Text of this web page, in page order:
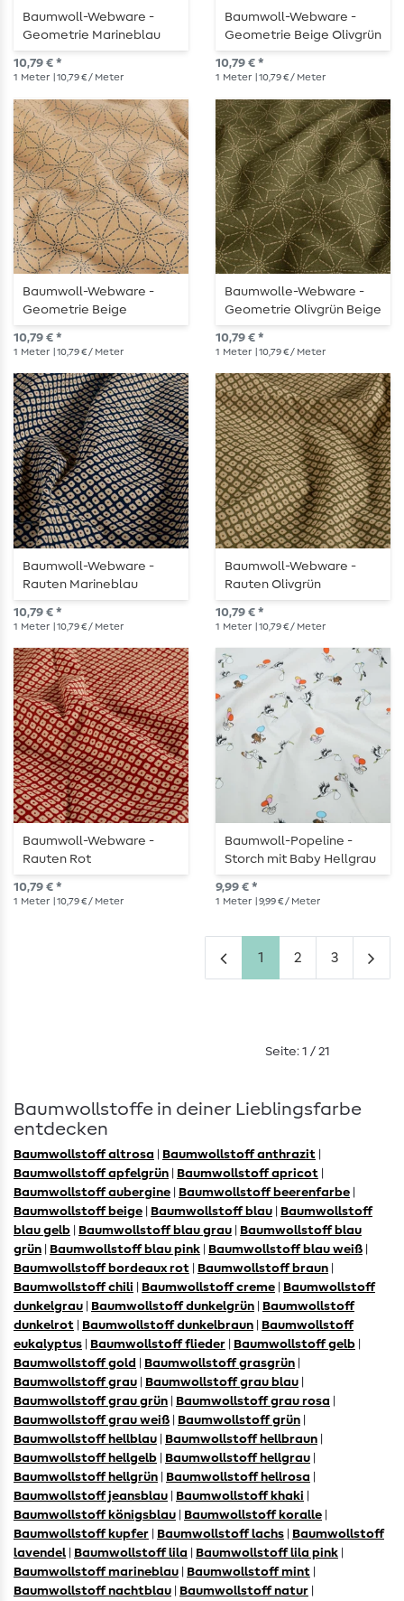
Baumwoll-Webware -
Geometrie Marineblau
Beige
10,79 € *
1 Meter | 10,79 € / Meter
Baumwoll-Webware -
Geometrie Beige Olivgrün
10,79 € *
1 Meter | 10,79 € / Meter
Baumwoll-Webware -
Geometrie Beige
Marineblau
10,79 € *
1 Meter | 10,79 € / Meter
Baumwolle-Webware -
Geometrie Olivgrün Beige
10,79 € *
1 Meter | 10,79 € / Meter
Baumwoll-Webware -
Rauten Marineblau
10,79 € *
1 Meter | 10,79 € / Meter
Baumwoll-Webware -
Rauten Olivgrün
10,79 € *
1 Meter | 10,79 € / Meter
Baumwoll-Webware -
Rauten Rot
10,79 € *
1 Meter | 10,79 € / Meter
Baumwoll-Popeline -
Storch mit Baby Hellgrau
9,99 € *
1 Meter | 9,99 € / Meter
1 2 3
Seite: 1 / 21
Baumwollstoffe in deiner Lieblingsfarbe
entdecken
Baumwollstoff altrosa Baumwollstoff anthrazit
Baumwollstoff apfelgrün
Baumwollstoff apricot
Baumwollstoff aubergine
Baumwollstoff beerenfarbe
Baumwollstoff beige
Baumwollstoff blau
Baumwollstoff
blau gelb
Baumwollstoff blau grau
Baumwollstoff blau
grün
Baumwollstoff blau pink Baumwollstoff blau weiß
Baumwollstoff bordeaux rot
Baumwollstoff braun
Baumwollstoff chili
Baumwollstoff creme
Baumwollstoff
dunkelgrau
Baumwollstoff dunkelgrün
Baumwollstoff
dunkelrot
Baumwollstoff dunkelbraun
Baumwollstoff
eukalyptus
Baumwollstoff flieder Baumwollstoff gelb
Baumwollstoff gold
Baumwollstoff grasgrün
Baumwollstoff grau
Baumwollstoff grau blau
Baumwollstoff grau grün
Baumwollstoff grau rosa
Baumwollstoff grau weiß
Baumwollstoff grün
Baumwollstoff hellblau
Baumwollstoff hellbraun
Baumwollstoff hellgelb
Baumwollstoff hellgrau
Baumwollstoff hellgrün
Baumwollstoff hellrosa
Baumwollstoff jeansblau
Baumwollstoff khaki
Baumwollstoff königsblau
Baumwollstoff koralle
Baumwollstoff kupfer
Baumwollstoff lachs
Baumwollstoff
lavendel
Baumwollstoff lila Baumwollstoff lila pink
Baumwollstoff marineblau
Baumwollstoff mint
Baumwollstoff nachtblau
Baumwollstoff natur